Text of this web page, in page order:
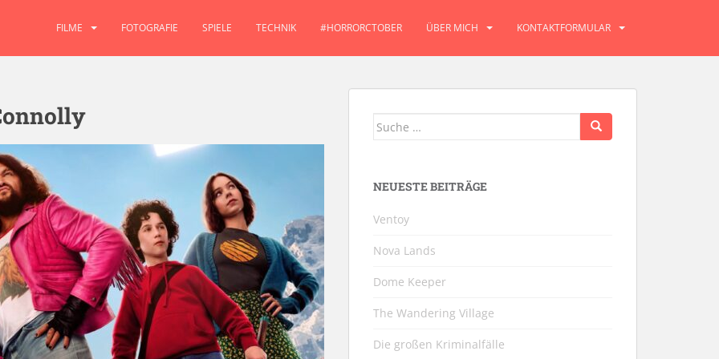
FILME FOTOGRAFIE SPIELE TECHNIK #HORRORCTOBER ÜBER MICH KONTAKTFORMULAR
Suche
NEUESTE BEITRÄGE
Ventoy
Nova Lands
Dome Keeper
The Wandering Village
Die großen Kriminalfälle